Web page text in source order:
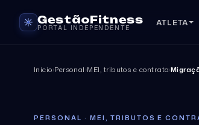
GestãoFitness
PORTAL INDEPENDENTE ATLETA
Início›Personal›MEI, tributos e contrato›
PERSONAL · MEI, TRIBUTOS E